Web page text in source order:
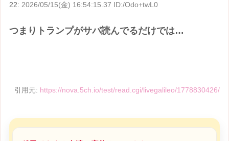
22: 2026/05/15(金) 16:54:15.37 ID:/Odo+twL0
つまりトランプがサバ読んでるだけでは…
引用元: https://nova.5ch.io/test/read.cgi/livegalileo/1778830426/